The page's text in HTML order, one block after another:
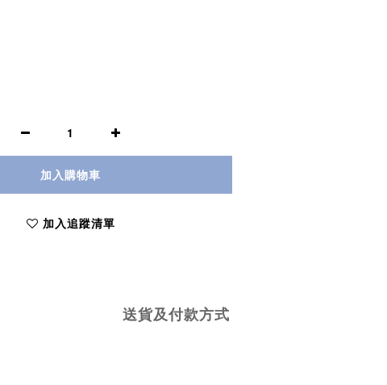
加入購物車
加入追蹤清單
送貨及付款方式